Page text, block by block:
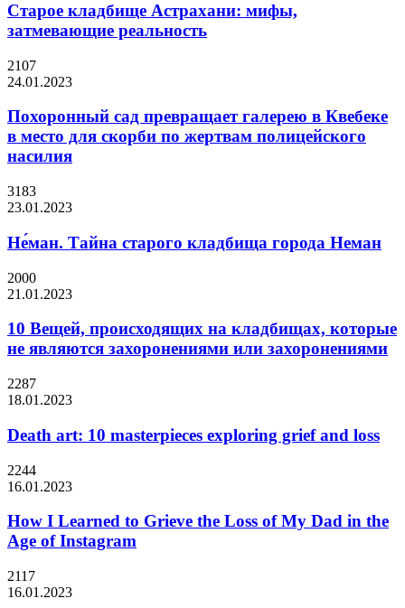
Старое кладбище Астрахани: мифы,
затмевающие реальность
2107
24.01.2023
Похоронный сад превращает галерею в Квебеке
в место для скорби по жертвам полицейского
насилия
3183
23.01.2023
Не́ман. Тайна старого кладбища города Неман
2000
21.01.2023
10 Вещей, происходящих на кладбищах, которые
не являются захоронениями или захоронениями
2287
18.01.2023
Death art: 10 masterpieces exploring grief and loss
2244
16.01.2023
How I Learned to Grieve the Loss of My Dad in the
Age of Instagram
2117
16.01.2023